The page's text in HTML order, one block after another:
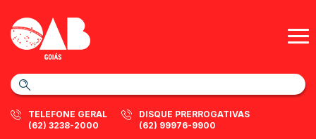
TELEFONE GERAL
(62) 3238-2000
DISQUE PRERROGATIVAS
(62) 99976-9900